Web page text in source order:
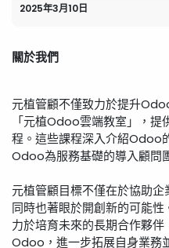
2025年3月10日
關於我們
元植管顧不僅致力於提升
「元植Odoo雲端教室」，
程。這些課程深入介紹Odoo
Odoo為服務基礎的導入顧問
元植管顧目標不僅在於協助企
同時也著眼於開創新的可能
力於培育未來的長期合作夥
Odoo，進一步拓展自身業務